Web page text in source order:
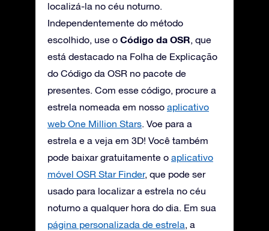
localizá-la no céu noturno.
Independentemente do método
escolhido, use o Código da OSR, que
está destacado na Folha de Explicação
do Código da OSR no pacote de
presentes. Com esse código, procure a
estrela nomeada em nosso aplicativo
web One Million Stars. Voe para a
estrela e a veja em 3D! Você também
pode baixar gratuitamente o aplicativo
móvel OSR Star Finder, que pode ser
usado para localizar a estrela no céu
noturno a qualquer hora do dia. Em sua
página personalizada de estrela, a